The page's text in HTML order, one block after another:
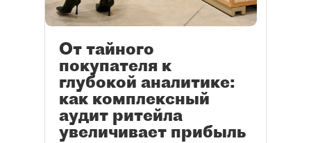
От тайного
покупателя к
глубокой аналитике:
как комплексный
аудит ритейла
увеличивает прибыль